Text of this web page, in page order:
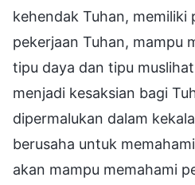
kehendak Tuhan,
pekerjaan Tuhan, mampu
tipu daya dan tipu
menjadi kesaksian bagi
dipermalukan dalam
berusaha untuk
akan mampu memahami